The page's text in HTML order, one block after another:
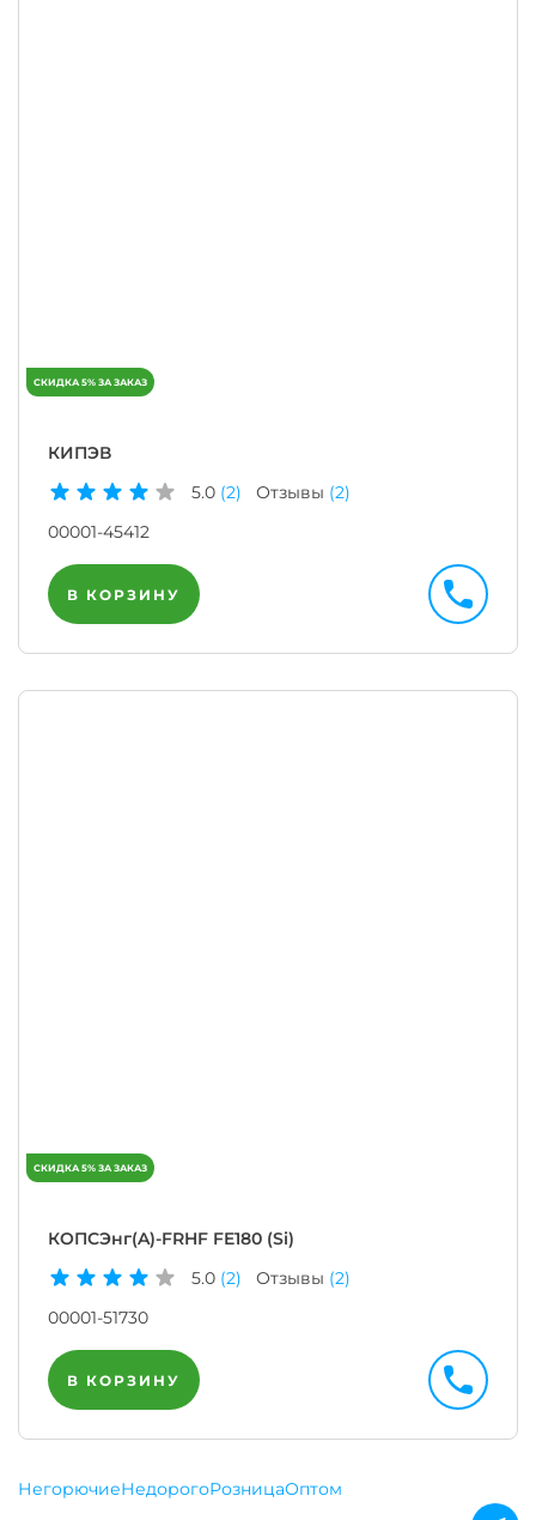
КИПЭВ
5.0 (2) Отзывы (2)
00001-45412
В КОРЗИНУ
КОПСЭнг(A)-FRHF FE180 (Si)
5.0 (2) Отзывы (2)
00001-51730
В КОРЗИНУ
НегорючиеНедорогоРозницаОптом